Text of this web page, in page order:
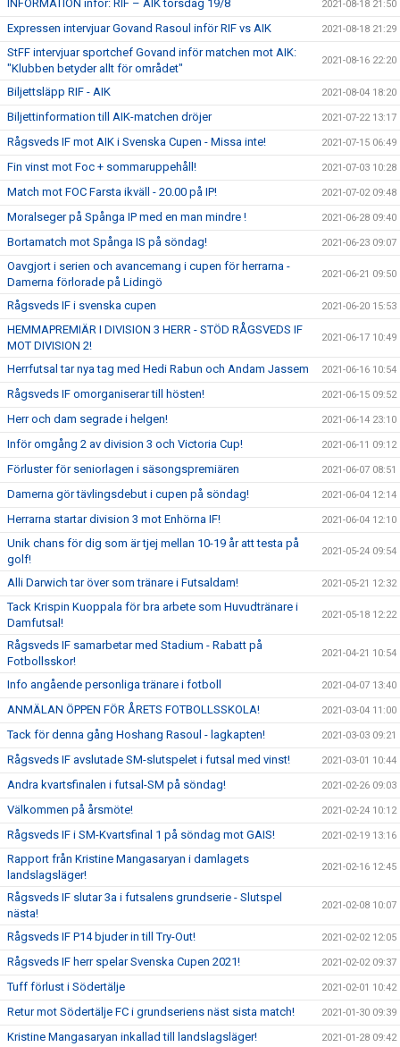
INFORMATION inför: RIF – AIK torsdag 19/8 2021-08-18 21:50
Expressen intervjuar Govand Rasoul inför RIF vs AIK 2021-08-18 21:29
StFF intervjuar sportchef Govand inför matchen mot AIK:
"Klubben betyder allt för området"
2021-08-16 22:20
Biljettsläpp RIF - AIK 2021-08-04 18:20
Biljettinformation till AIK-matchen dröjer 2021-07-22 13:17
Rågsveds IF mot AIK i Svenska Cupen - Missa inte! 2021-07-15 06:49
Fin vinst mot Foc + sommaruppehåll! 2021-07-03 10:28
Match mot FOC Farsta ikväll - 20.00 på IP! 2021-07-02 09:48
Moralseger på Spånga IP med en man mindre ! 2021-06-28 09:40
Bortamatch mot Spånga IS på söndag! 2021-06-23 09:07
Oavgjort i serien och avancemang i cupen för herrarna -
Damerna förlorade på Lidingö
2021-06-21 09:50
Rågsveds IF i svenska cupen 2021-06-20 15:53
HEMMAPREMIÄR I DIVISION 3 HERR - STÖD RÅGSVEDS IF
MOT DIVISION 2!
2021-06-17 10:49
Herrfutsal tar nya tag med Hedi Rabun och Andam Jassem 2021-06-16 10:54
Rågsveds IF omorganiserar till hösten! 2021-06-15 09:52
Herr och dam segrade i helgen! 2021-06-14 23:10
Inför omgång 2 av division 3 och Victoria Cup! 2021-06-11 09:12
Förluster för seniorlagen i säsongspremiären 2021-06-07 08:51
Damerna gör tävlingsdebut i cupen på söndag! 2021-06-04 12:14
Herrarna startar division 3 mot Enhörna IF! 2021-06-04 12:10
Unik chans för dig som är tjej mellan 10-19 år att testa på
golf!
2021-05-24 09:54
Alli Darwich tar över som tränare i Futsaldam! 2021-05-21 12:32
Tack Krispin Kuoppala för bra arbete som Huvudtränare i
Damfutsal!
2021-05-18 12:22
Rågsveds IF samarbetar med Stadium - Rabatt på
Fotbollsskor!
2021-04-21 10:54
Info angående personliga tränare i fotboll 2021-04-07 13:40
ANMÄLAN ÖPPEN FÖR ÅRETS FOTBOLLSSKOLA! 2021-03-04 11:00
Tack för denna gång Hoshang Rasoul - lagkapten! 2021-03-03 09:21
Rågsveds IF avslutade SM-slutspelet i futsal med vinst! 2021-03-01 10:44
Andra kvartsfinalen i futsal-SM på söndag! 2021-02-26 09:03
Välkommen på årsmöte! 2021-02-24 10:12
Rågsveds IF i SM-Kvartsfinal 1 på söndag mot GAIS! 2021-02-19 13:16
Rapport från Kristine Mangasaryan i damlagets
landslagsläger!
2021-02-16 12:45
Rågsveds IF slutar 3a i futsalens grundserie - Slutspel
nästa!
2021-02-08 10:07
Rågsveds IF P14 bjuder in till Try-Out! 2021-02-02 12:05
Rågsveds IF herr spelar Svenska Cupen 2021! 2021-02-02 09:37
Tuff förlust i Södertälje 2021-02-01 10:42
Retur mot Södertälje FC i grundseriens näst sista match! 2021-01-30 09:39
Kristine Mangasaryan inkallad till landslagsläger! 2021-01-28 09:42